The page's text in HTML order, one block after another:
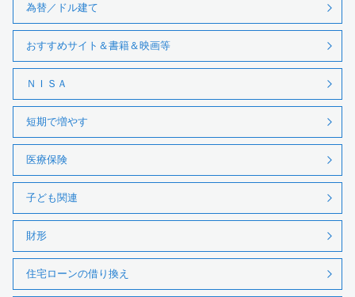
為替／ドル建て
おすすめサイト＆書籍＆映画等
ＮＩＳＡ
短期で増やす
医療保険
子ども関連
財形
住宅ローンの借り換え